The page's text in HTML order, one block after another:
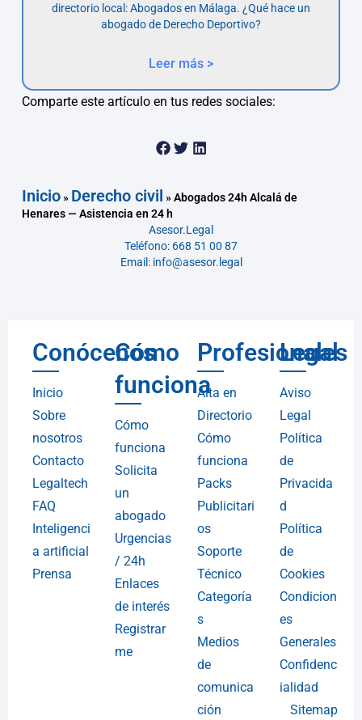
directorio local: Abogados en Málaga. ¿Qué hace un
abogado de Derecho Deportivo?
Leer más >
Comparte este artículo en tus redes sociales:
Inicio» Derecho civil »Abogados 24h Alcalá de
Henares — Asistencia en 24 h
Asesor.Legal
Teléfono: 668 51 00 87
Email: info@asesor.legal
Conócenos
Inicio
Sobre
nosotros
Contacto
Legaltech
FAQ
Inteligenci
a artificial
Prensa
Cómo
funciona
Cómo
funciona
Solicita
un
abogado
Urgencias
/ 24h
Enlaces
de interés
Registrar
me
Profesionales
Alta en
Directorio
Cómo
funciona
Packs
Publicitari
os
Soporte
Técnico
Categoría
s
Medios
de
comunica
ción
Legal
Aviso
Legal
Política
de
Privacida
d
Política
de
Cookies
Condicion
es
Generales
Confidenc
ialidad
Sitemap